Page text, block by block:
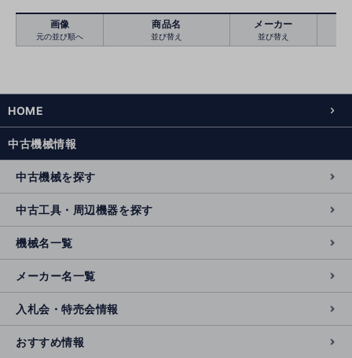
絞り込む クリア
画像
元の並び順へ
商品名
並び替え
メーカー
並び替え
HOME
中古機械情報
中古機械を探す
中古工具・周辺機器を探す
機械名一覧
メーカー名一覧
入札会・特売会情報
おすすめ情報